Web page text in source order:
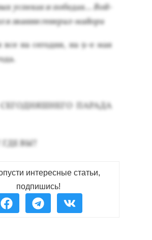
ус­пе­хах и по­бедах... Вой­
в зва­нии ге­нерал-май­ора
все на се­год­ня, на 9-е мая
ПА­РАДА
ГДЕ ВЫ?
интересные статьи,
подпишись!